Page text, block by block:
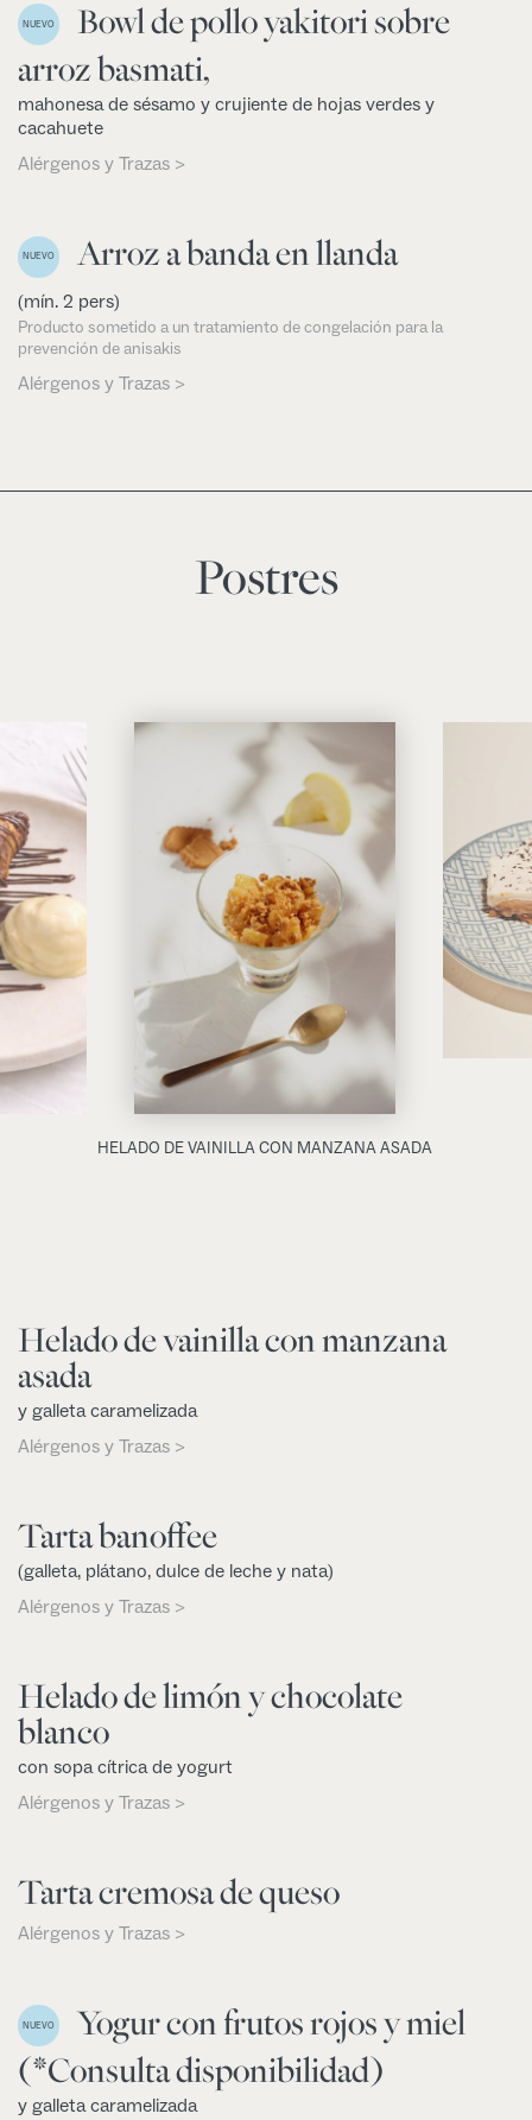
NUEVO
Bowl de pollo yakitori sobre
arroz basmati,
mahonesa de sésamo y crujiente de hojas verdes y
cacahuete
Alérgenos y Trazas >
NUEVO Arroz a banda en llanda
(mín. 2 pers)
Producto sometido a un tratamiento de congelación para la
prevención de anisakis
Alérgenos y Trazas >
Postres
HELADO DE VAINILLA CON MANZANA ASADA
Helado de vainilla con manzana
asada
y galleta caramelizada
Alérgenos y Trazas >
Tarta banoffee
(galleta, plátano, dulce de leche y nata)
Alérgenos y Trazas >
Helado de limón y chocolate
blanco
con sopa cítrica de yogurt
Alérgenos y Trazas >
Tarta cremosa de queso
Alérgenos y Trazas >
NUEVO
Yogur con frutos rojos y miel
(*Consulta disponibilidad)
y galleta caramelizada